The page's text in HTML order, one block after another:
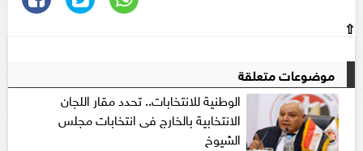
⇧
موضوعات متعلقة
الوطنية للانتخابات.. تحدد مقار اللجان
الانتخابية بالخارج فى انتخابات مجلس
الشيوخ